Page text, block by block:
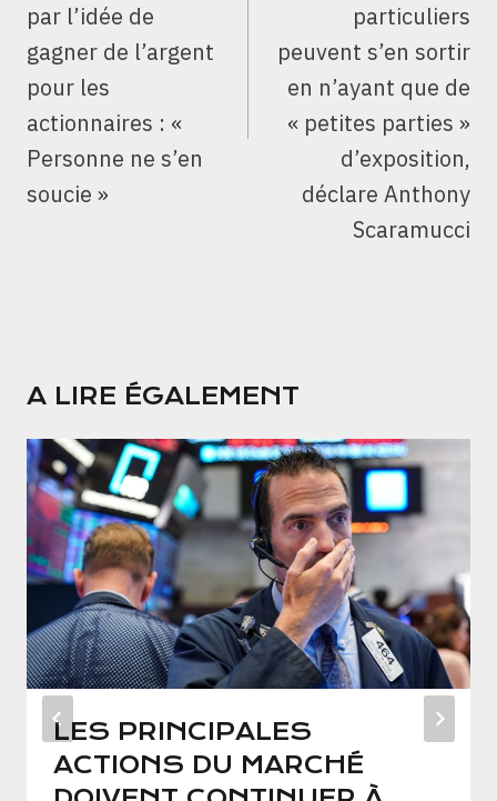
par l’idée de
gagner de l’argent
pour les
actionnaires : «
Personne ne s’en
soucie »
particuliers
peuvent s’en sortir
en n’ayant que de
« petites parties »
d’exposition,
déclare Anthony
Scaramucci
A LIRE ÉGALEMENT
LES PRINCIPALES
ACTIONS DU MARCHÉ